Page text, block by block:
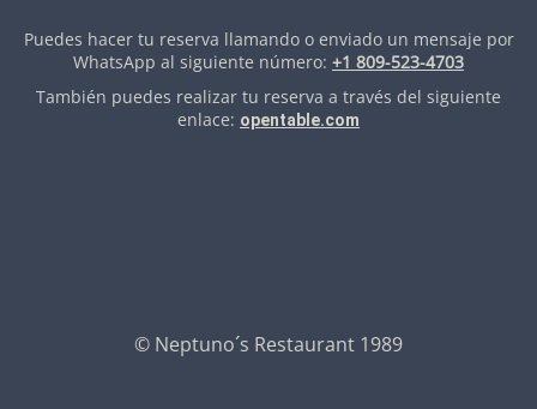
Puedes hacer tu reserva llamando o enviado un mensaje por
WhatsApp al siguiente número: +1 809-523-4703
También puedes realizar tu reserva a través del siguiente
enlace: opentable.com
© Neptuno´s Restaurant 1989